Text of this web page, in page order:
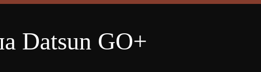
Datsun GO+